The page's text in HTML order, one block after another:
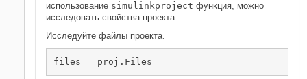
использование simulinkproject функция, можно
исследовать свойства проекта.
Исследуйте файлы проекта.